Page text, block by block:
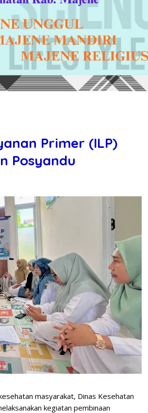
Primer (ILP)
Posyandu
masyarakat, Dinas Kesehatan
kegiatan pembinaan